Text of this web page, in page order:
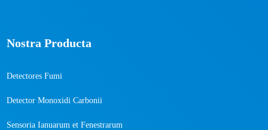
Nostra Producta
Detectores Fumi
Detector Monoxidi Carbonii
Sensoria Ianuarum et Fenestrarum